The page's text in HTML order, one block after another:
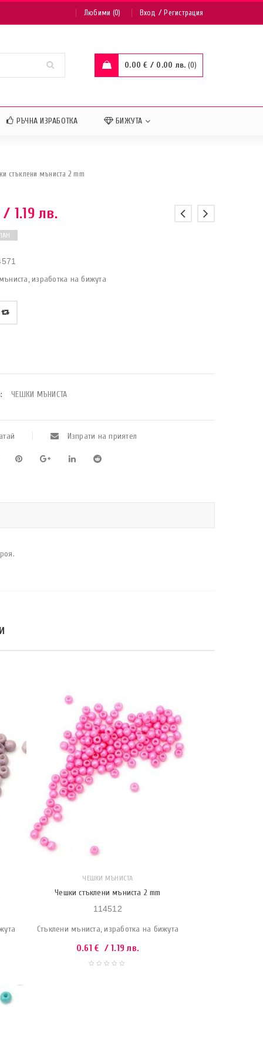
Любими (0) Вход /Регистрация
0.00€ / 0.00 лв. 0
РЪЧНА ИЗРАБОТКА БИЖУТА
стъклени мъниста 2 mm
/ 1.19 лв.
изработка на бижута
ЧЕШКИ МЪНИСТА
Изпрати на приятел
ЧЕШКИ МЪНИСТА
Чешки стъклени мъниста 2 mm
114512
Стъклени мъниста, изработка на бижута
0.61€ / 1.19 лв.